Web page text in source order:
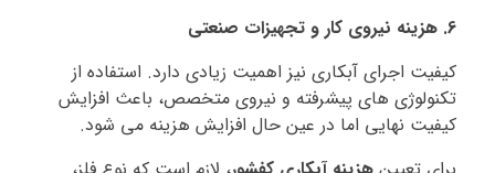
6. هزینه نیروی کار و تجهیزات صنعتی
کیفیت اجرای آبکاری نیز اهمیت زیادی دارد. استفاده از
تکنولوژی‌ های پیشرفته و نیروی متخصص، باعث افزایش
کیفیت نهایی اما در عین حال افزایش هزینه می‌ شود.